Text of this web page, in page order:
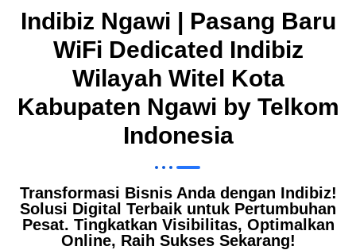
Indibiz Ngawi | Pasang Baru
WiFi Dedicated Indibiz
Wilayah Witel Kota
Kabupaten Ngawi by Telkom
Indonesia
Transformasi Bisnis Anda dengan Indibiz!
Solusi Digital Terbaik untuk Pertumbuhan
Pesat. Tingkatkan Visibilitas, Optimalkan
Online, Raih Sukses Sekarang!